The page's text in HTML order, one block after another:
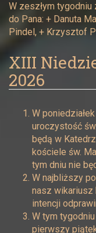
W zeszłym
do Pana: + Danuta
Pindel, + Krzysztof
XIII
2026
W
uroczystość
będą w
kościele św.
tym dniu nie
W najbliższy
nasz wikariusz
intencji
W tym
pierwszy